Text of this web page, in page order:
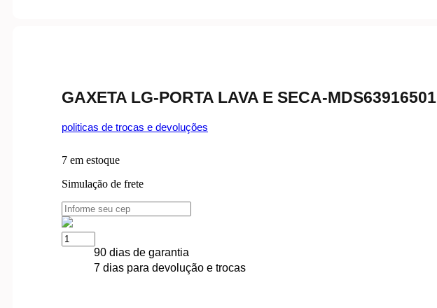
GAXETA LG-PORTA LAVA E SECA-MDS63916501
politicas de trocas e devoluções
7 em estoque
Simulação de frete
GAXETA
LG-
PORTA
90 dias de garantia
7 dias para devolução e trocas